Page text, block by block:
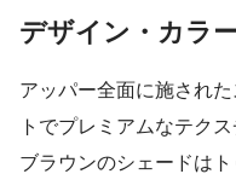
デザイン・カラ
アッパー全面に施され
トでプレミアムなテク
ブラウンのシェードは